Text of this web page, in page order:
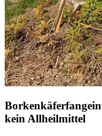
kein Allheilmittel